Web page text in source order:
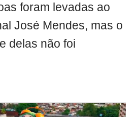
foram levadas ao
José Mendes, mas o
delas não foi